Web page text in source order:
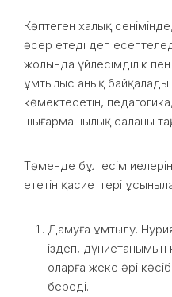
Көптеген халық
әсер етеді деп
жолында үйлесімділік пен
ұмтылыс анық байқалады.
көмектесетін,
шығармашылық саланы
Төменде бұл есім
ететін қасиеттері
Дамуға ұмтылу.
іздеп, дүниетанымын
оларға жеке әрі
береді.